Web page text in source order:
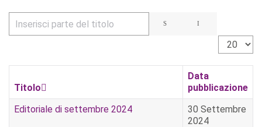
Inserisci parte del titolo
Visualizza
Titolo
Data
pubblicazione
Editoriale di settembre 2024
30 Settembre
2024